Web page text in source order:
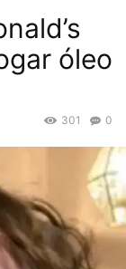
óleo
0
301